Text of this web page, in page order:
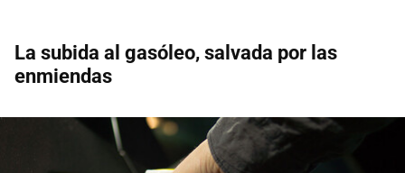
La subida al gasóleo, salvada por las
enmiendas